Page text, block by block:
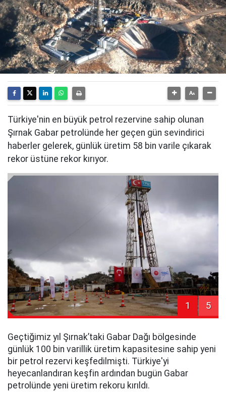
Türkiye'nin en büyük petrol rezervine sahip olunan
Şırnak Gabar petrolünde her geçen gün sevindirici
haberler gelerek, günlük üretim 58 bin varile çıkarak
rekor üstüne rekor kırıyor.
1 5
Geçtiğimiz yıl Şırnak’taki Gabar Dağı bölgesinde
günlük 100 bin varillik üretim kapasitesine sahip yeni
bir petrol rezervi keşfedilmişti. Türkiye'yi
heyecanlandıran keşfin ardından bugün Gabar
petrolünde yeni üretim rekoru kırıldı.